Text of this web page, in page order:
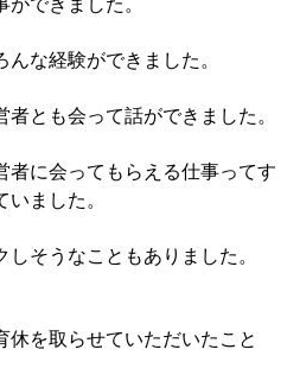
な経験ができました。
とも会って話ができました。
に会ってもらえる仕事ってす
ました。
そうなこともありました。
を取らせていただいたこと